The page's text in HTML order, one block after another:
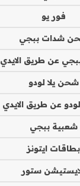
فور يو
شدات ببجي
عن طريق الايدي
شحن يلا لودو
عن طريق الايدي
شعبية ببجي
بطاقات ايتونز
ستور